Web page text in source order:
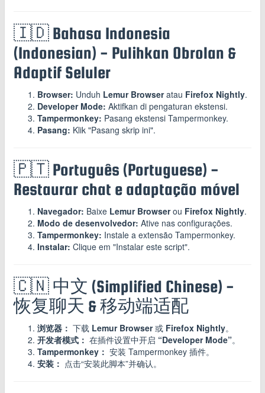
🇮🇩 Bahasa Indonesia
(Indonesian) - Pulihkan Obrolan &
Adaptif Seluler
Browser: Unduh Lemur Browseratau Firefox Nightly.
Developer Mode: Aktifkan di pengaturan ekstensi.
Tampermonkey: Pasang ekstensi Tampermonkey.
Pasang: Klik "Pasang skrip ini".
🇵🇹 Português (Portuguese) -
Restaurar chat e adaptação móvel
Navegador: Baixe Lemur Browserou Firefox Nightly.
Modo de desenvolvedor: Ative nas configurações.
Tampermonkey: Instale a extensão Tampermonkey.
Instalar: Clique em "Instalar este script".
🇨🇳 中文 (Simplified Chinese) -
恢复聊天 & 移动端适配
浏览器： 下载 Lemur Browser或 Firefox Nightly。
开发者模式： 在插件设置中开启 “Developer Mode”。
Tampermonkey： 安装 Tampermonkey 插件。
安装： 点击“安装此脚本”并确认。